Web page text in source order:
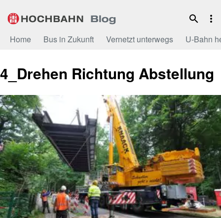
Inhalt
Home Bus in Zukunft Vernetzt unterwegs U-Bahn
4_Drehen Richtung Abstellung